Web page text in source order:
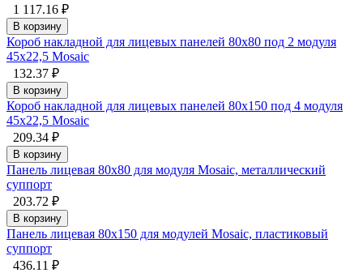
1 117.16 ₽
В корзину
Короб накладной для лицевых панелей 80х80 под 2 модуля
45х22,5 Mosaic
132.37 ₽
В корзину
Короб накладной для лицевых панелей 80х150 под 4 модуля
45х22,5 Mosaic
209.34 ₽
В корзину
Панель лицевая 80х80 для модуля Mosaic, металлический
суппорт
203.72 ₽
В корзину
Панель лицевая 80х150 для модулей Mosaic, пластиковый
суппорт
436.11 ₽